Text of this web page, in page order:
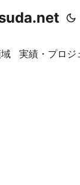
実績・プロジ